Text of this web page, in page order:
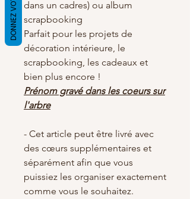
dans un cadres) ou album
scrapbooking
Parfait pour les projets de
décoration intérieure, le
scrapbooking, les cadeaux et
bien plus encore !
Prénom gravé dans les coeurs sur
l'arbre
- Cet article peut être livré avec
des cœurs supplémentaires et
séparément afin que vous
puissiez les organiser exactement
comme vous le souhaitez.